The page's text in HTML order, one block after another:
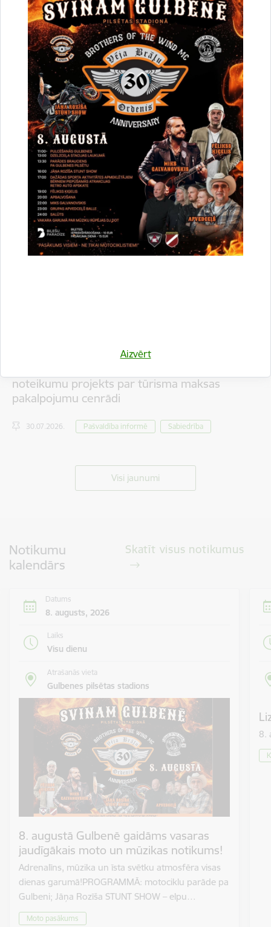
Aizvērt
Par satiksmes organizāciju Brīvības un
Dzelzceļa ielas pārbūves darbu laikā Gulbenē
30.07.2026. Projekti
Sabiedrība
Satiksmes ierobežojumi
noteikumu projekts par tūrisma maksas
pakalpojumu cenrādi
30.07.2026. Pašvaldība informē Sabiedrība
Visi jaunumi
Notikumu
kalendārs
Skatīt visus notikumus
Datums
8. augusts, 2026
Laiks
Visu dienu
Atrašanās vieta
Gulbenes pilsētas stadions
8. augustā Gulbenē gaidāms vasaras
jaudīgākais moto un mūzikas notikums!
Adrenalīns, mūzika un īsta svētku atmosfēra visas
dienas garumā!PROGRAMMĀ: motociklu parāde pa
Gulbeni; Jāņa Rozīša STUNT SHOW – elpu…
Moto pasākums
8.